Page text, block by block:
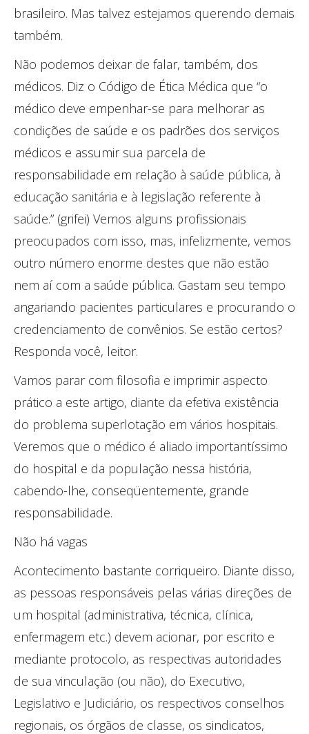
brasileiro. Mas talvez estejamos querendo demais
também.
Não podemos deixar de falar, também, dos
médicos. Diz o Código de Ética Médica que “o
médico deve empenhar-se para melhorar as
condições de saúde e os padrões dos serviços
médicos e assumir sua parcela de
responsabilidade em relação à saúde pública, à
educação sanitária e à legislação referente à
saúde.” (grifei) Vemos alguns profissionais
preocupados com isso, mas, infelizmente, vemos
outro número enorme destes que não estão
nem aí com a saúde pública. Gastam seu tempo
angariando pacientes particulares e procurando o
credenciamento de convênios. Se estão certos?
Responda você, leitor.
Vamos parar com filosofia e imprimir aspecto
prático a este artigo, diante da efetiva existência
do problema superlotação em vários hospitais.
Veremos que o médico é aliado importantíssimo
do hospital e da população nessa história,
cabendo-lhe, conseqüentemente, grande
responsabilidade.
Não há vagas
Acontecimento bastante corriqueiro. Diante disso,
as pessoas responsáveis pelas várias direções de
um hospital (administrativa, técnica, clínica,
enfermagem etc.) devem acionar, por escrito e
mediante protocolo, as respectivas autoridades
de sua vinculação (ou não), do Executivo,
Legislativo e Judiciário, os respectivos conselhos
regionais, os órgãos de classe, os sindicatos,